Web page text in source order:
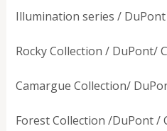
Illumination series /
Rocky Collection / DuPont/
Camargue Collection/
Forest Collection /DuPont /